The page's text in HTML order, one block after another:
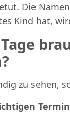
Die
Kind hat,
zu sehen,